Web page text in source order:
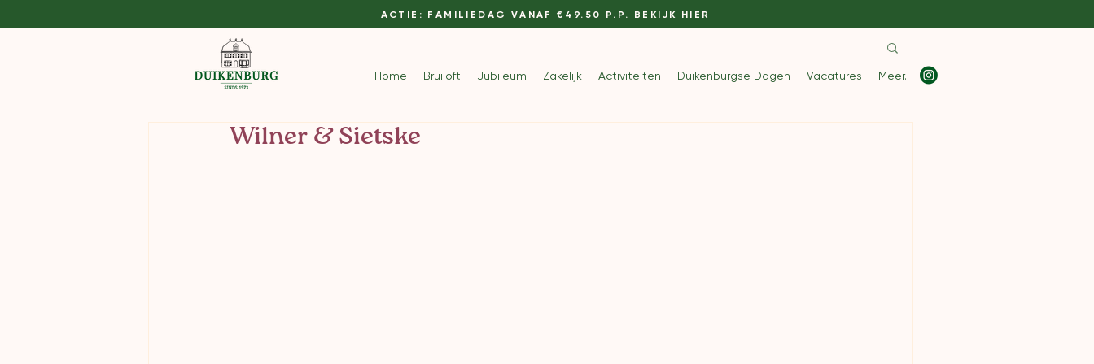
ACTIE: FAMILIEDAG VANAF €49.50 P.P. BEKIJK HIER
Home Bruiloft Jubileum Zakelijk Activiteiten Duikenburgse Dagen Vacatures Meer..
Wilner & Sietske